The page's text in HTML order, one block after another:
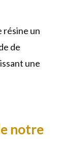
résine un
de
une
notre